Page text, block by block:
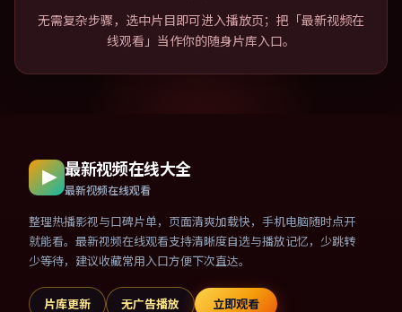
无需复杂步骤，选中片目即可进入播放页；把「最新视频在
线观看」当作你的随身片库入口。
最新视频在线大全
最新视频在线观看
整理热播影视与口碑片单，页面清爽加载快，手机电脑随时点开
就能看。最新视频在线观看支持清晰度自选与播放记忆，少跳转
少等待，建议收藏常用入口方便下次直达。
片库更新 无广告播放 立即观看